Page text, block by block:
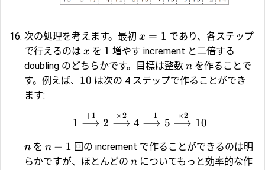
次の処理を考えます。最初 x = 1 であり、各ステップ
で行えるのは x を 1 増やす increment と二倍する
doubling のどちらかです。目標は整数 n を作ることで
す。例えば、 10 は次の 4 ステップで作ることができ
ます:
1 ⟶
+1
2 ⟶
×2
4 ⟶
+1
5 ⟶
×2
10
n を n − 1 回の increment で作ることができるのは明
らかですが、ほとんどの n についてもっと効率的な作